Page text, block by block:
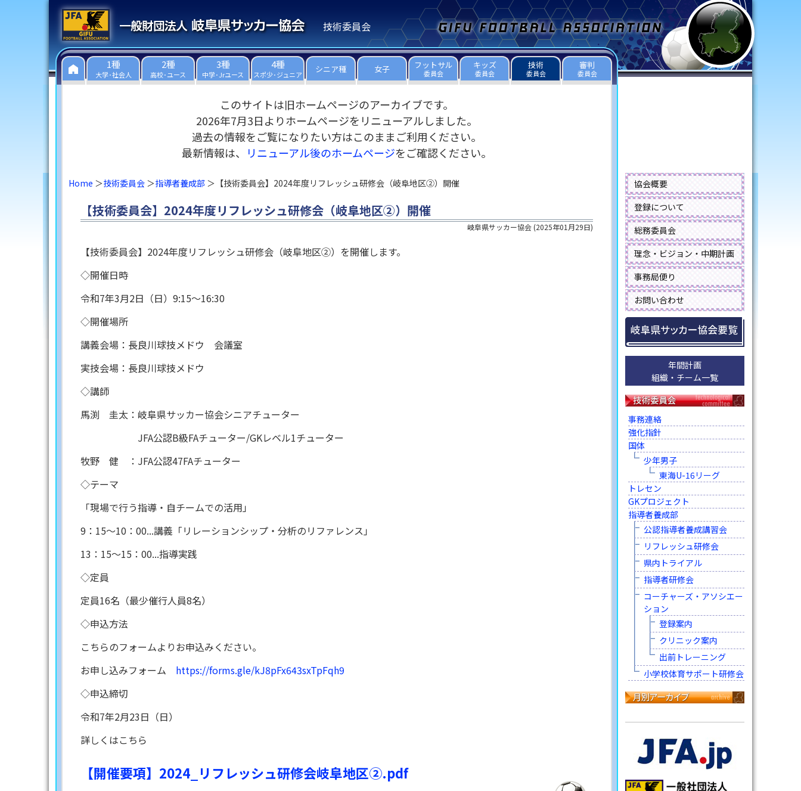
技術委員会
1種
大学･社会人
2種
高校･ユース
3種
中学･Jrユース
4種
スポ少･ジュニア シニア種 女子 フットサル
委員会
キッズ
委員会
技術
委員会
審判
委員会
このサイトは旧ホームページのアーカイブです。
2026年7月3日よりホームページをリニューアルしました。
過去の情報をご覧になりたい方はこのままご利用ください。
最新情報は、
リニューアル後のホームページをご確認ください。
Home 技術委員会 指導者養成部 【技術委員会】2024年度リフレッシュ研修会（岐阜地区②）開催
【技術委員会】2024年度リフレッシュ研修会（岐阜地区②）開催
岐阜県サッカー協会 (2025年01月29日)
【技術委員会】2024年度リフレッシュ研修会（岐阜地区②）を開催します。
◇開催日時
令和7年3月2日（日）9:15～16:30
◇開催場所
講義会場：長良川球技メドウ 会議室
実技会場：長良川球技メドウ
◇講師
馬渕 圭太：岐阜県サッカー協会シニアチューター
JFA公認B級FAチューター/GKレベル1チューター
牧野 健 ：JFA公認47FAチューター
◇テーマ
「現場で行う指導・自チームでの活用」
9：15～10：00...講義「リレーションシップ・分析のリファレンス」
13：15～15：00...指導実践
◇定員
定員16名（最少催行人員8名）
◇申込方法
こちらのフォームよりお申込みください。
お申し込みフォーム https://forms.gle/kJ8pFx643sxTpFqh9
◇申込締切
令和7年2月23日（日）
詳しくはこちら
【開催要項】2024_リフレッシュ研修会岐阜地区②.pdf
協会概要
登録について
総務委員会
理念・ビジョン・中期計画
事務局便り
お問い合わせ
年間計画
組織・チーム一覧
事務連絡
強化指針
国体
少年男子
東海U-16リーグ
トレセン
GKプロジェクト
指導者養成部
公認指導者養成講習会
リフレッシュ研修会
県内トライアル
指導者研修会
コーチャーズ・アソシエー
ション
登録案内
クリニック案内
出前トレーニング
小学校体育サポート研修会